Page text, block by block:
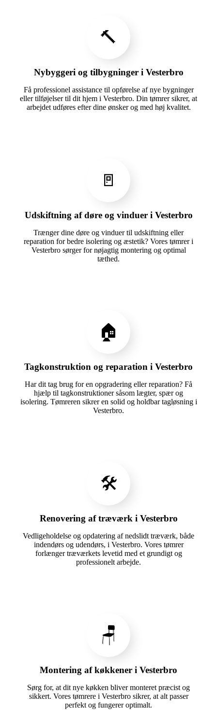
🔨
Nybyggeri og tilbygninger i Vesterbro
Få professionel assistance til opførelse af nye bygninger
eller tilføjelser til dit hjem i Vesterbro. Din tømrer sikrer, at
arbejdet udføres efter dine ønsker og med høj kvalitet.
🚪
Udskiftning af døre og vinduer i Vesterbro
Trænger dine døre og vinduer til udskiftning eller
reparation for bedre isolering og æstetik? Vores tømrer i
Vesterbro sørger for nøjagtig montering og optimal
tæthed.
🏠
Tagkonstruktion og reparation i Vesterbro
Har dit tag brug for en opgradering eller reparation? Få
hjælp til tagkonstruktioner såsom lægter, spær og
isolering. Tømreren sikrer en solid og holdbar tagløsning i
Vesterbro.
🛠️
Renovering af træværk i Vesterbro
Vedligeholdelse og opdatering af nedslidt træværk, både
indendørs og udendørs, i Vesterbro. Vores tømrer
forlænger træværkets levetid med et grundigt og
professionelt arbejde.
🪑
Montering af køkkener i Vesterbro
Sørg for, at dit nye køkken bliver monteret præcist og
sikkert. Vores tømrere i Vesterbro sikrer, at alt passer
perfekt og fungerer optimalt.